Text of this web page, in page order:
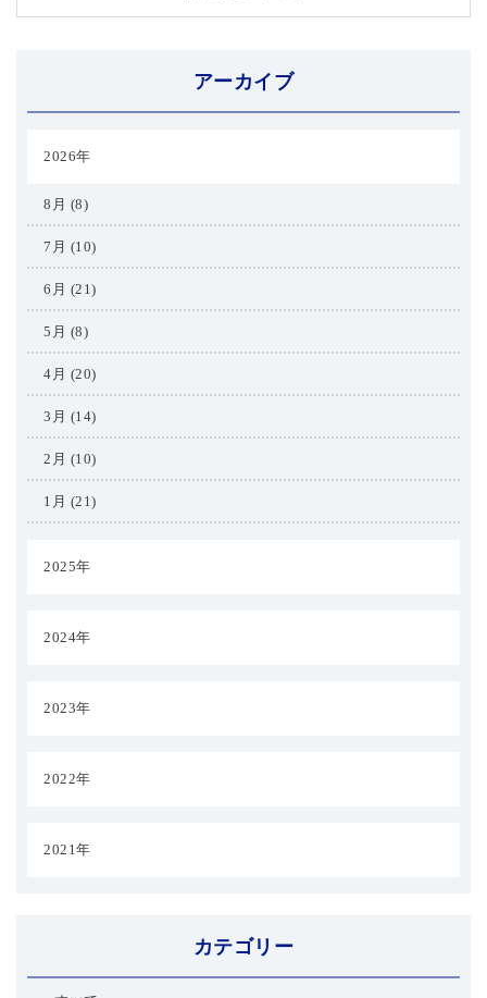
アーカイブ
2026年
8月 (8)
7月 (10)
6月 (21)
5月 (8)
4月 (20)
3月 (14)
2月 (10)
1月 (21)
2025年
2024年
2023年
2022年
2021年
カテゴリー